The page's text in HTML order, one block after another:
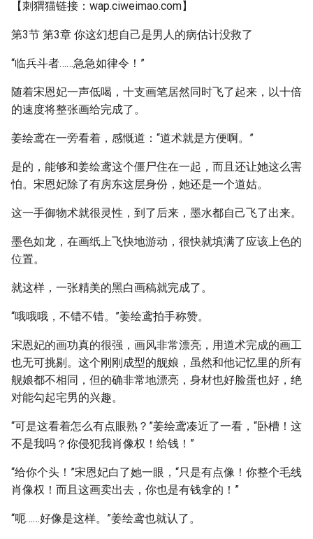
【刺猬猫链接：wap.ciweimao.com】
第3节 第3章 你这幻想自己是男人的病估计没救了
“临兵斗者……急急如律令！”
随着宋恩妃一声低喝，十支画笔居然同时飞了起来，以十倍
的速度将整张画给完成了。
姜绘鸢在一旁看着，感慨道：“道术就是方便啊。”
是的，能够和姜绘鸢这个僵尸住在一起，而且还让她这么害
怕。宋恩妃除了有房东这层身份，她还是一个道姑。
这一手御物术就很灵性，到了后来，墨水都自己飞了出来。
墨色如龙，在画纸上飞快地游动，很快就填满了应该上色的
位置。
就这样，一张精美的黑白画稿就完成了。
“哦哦哦，不错不错。”姜绘鸢拍手称赞。
宋恩妃的画功真的很强，画风非常漂亮，用道术完成的画工
也无可挑剔。这个刚刚成型的舰娘，虽然和他记忆里的所有
舰娘都不相同，但的确非常地漂亮，身材也好脸蛋也好，绝
对能勾起宅男的兴趣。
“可是这看着怎么有点眼熟？”姜绘鸢凑近了一看，“卧槽！这
不是我吗？你侵犯我肖像权！给钱！”
“给你个头！”宋恩妃白了她一眼，“只是有点像！你整个毛线
肖像权！而且这画卖出去，你也是有钱拿的！”
“呃……好像是这样。”姜绘鸢也就认了。